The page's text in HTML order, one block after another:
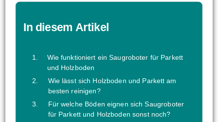
In diesem Artikel
Wie funktioniert ein Saugroboter für Parkett
und Holzboden
Wie lässt sich Holzboden und Parkett am
besten reinigen?
Für welche Böden eignen sich Saugroboter
für Parkett und Holzboden sonst noch?